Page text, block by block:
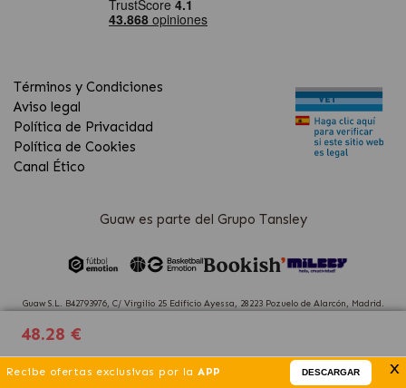
48.28 €
Recibe ofertas exclusivas por laAPP DESCARGAR x
Términos y Condiciones
Aviso legal
Política de Privacidad
Política de Cookies
Canal Ético
Guaw es parte del Grupo Tansley
Guaw S.L. B42793976, C/ Virgilio 25 Edificio Ayessa, 28223 Pozuelo de Alarcón, Madrid.